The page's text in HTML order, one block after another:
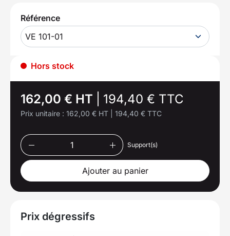
Référence
VE 101-01
Hors stock
162,00 € HT 194,40 € TTC
Prix unitaire : 162,00 € HT 194,40 € TTC
Support(s)
Ajouter au panier
Prix dégressifs